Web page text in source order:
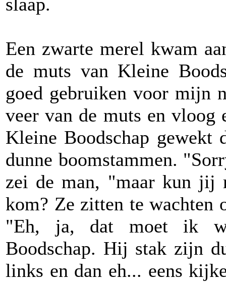
Een zwarte merel kwam
de muts van Kleine
goed gebruiken voor mijn
veer van de muts en vloog
Kleine Boodschap gewekt
dunne boomstammen.
zei de man, "maar kun
kom? Ze zitten te wachten
"Eh, ja, dat moet ik
Boodschap. Hij stak zijn
links en dan eh... eens